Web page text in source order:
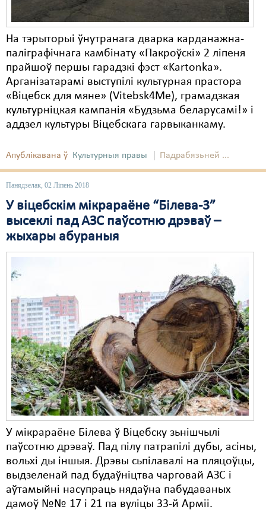
На тэрыторыі ўнутранага дварка карданажна-
паліграфічнага камбінату «Пакроўскі» 2 ліпеня
прайшоў першы гарадзкі фэст «Kartonka».
Арганізатарамі выступілі культурная прастора
«Віцебск для мяне» (Vitebsk4Me), грамадзкая
культурніцкая кампанія «Будзьма беларусамі!» і
аддзел культуры Віцебскага гарвыканкаму.
Апублікавана ў Культурныя правы Падрабязьней ...
Панядзелак, 02 Ліпень 2018
У віцебскім мікрараёне “Білева-3”
высеклі пад АЗС паўсотню дрэваў –
жыхары абураныя
У мікрараёне Білева ў Віцебску зьнішчылі
паўсотню дрэваў. Пад пілу патрапілі дубы, асіны,
вольхі ды іншыя. Дрэвы сьпілавалі на пляцоўцы,
выдзеленай пад будаўніцтва чарговай АЗС і
аўтамыйні насупраць нядаўна пабудаваных
дамоў №№ 17 і 21 па вуліцы 33-й Арміі.